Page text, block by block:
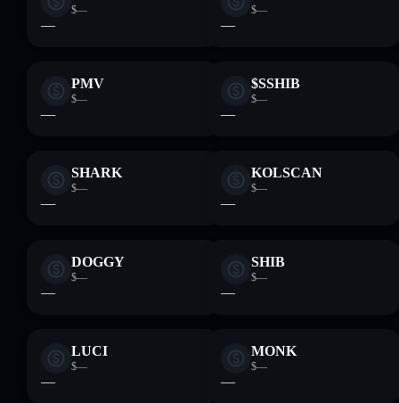
$—
—
$—
—
PMV
$—
—
$SSHIB
$—
—
SHARK
$—
—
KOLSCAN
$—
—
DOGGY
$—
—
SHIB
$—
—
LUCI
$—
—
MONK
$—
—